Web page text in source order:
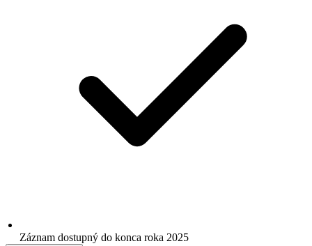
Záznam dostupný do konca roka 2025